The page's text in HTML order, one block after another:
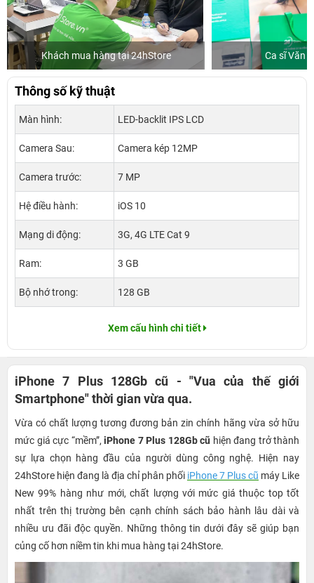
Khách mua hàng tại 24hStore Ca sĩ Văn
Thông số kỹ thuật
Màn hình: LED-backlit IPS LCD
Camera Sau: Camera kép 12MP
Camera trước: 7 MP
Hệ điều hành: iOS 10
Mạng di động: 3G, 4G LTE Cat 9
Ram: 3 GB
Bộ nhớ trong: 128 GB
Xem cấu hình chi tiết
iPhone 7 Plus 128Gb cũ - "Vua của thế giới
Smartphone" thời gian vừa qua.
Vừa có chất lượng tương đương bản zin chính hãng vừa sở hữu
mức giá cực “mềm”, iPhone 7 Plus 128Gb cũ hiện đang trở thành
sự lựa chọn hàng đầu của người dùng công nghệ. Hiện nay
24hStore hiện đang là địa chỉ phân phối iPhone 7 Plus cũ máy Like
New 99% hàng như mới, chất lượng với mức giá thuộc top tốt
nhất trên thị trường bên cạnh chính sách bảo hành lâu dài và
nhiều ưu đãi độc quyền. Những thông tin dưới đây sẽ giúp bạn
củng cố hơn niềm tin khi mua hàng tại 24hStore.